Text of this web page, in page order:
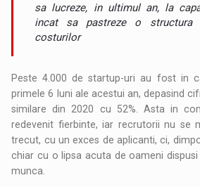
sa lucreze, in ultimul an, la
incat sa pastreze o
costurilor
Peste 4.000 de startup-uri au fost in
primele 6 luni ale acestui an, depasind
similare din 2020 cu 52%. Asta in
redevenit fierbinte, iar recrutorii nu se
trecut, cu un exces de aplicanti, ci,
chiar cu o lipsa acuta de oameni
munca.